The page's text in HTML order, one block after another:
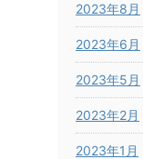
2023年8月
2023年6月
2023年5月
2023年2月
2023年1月